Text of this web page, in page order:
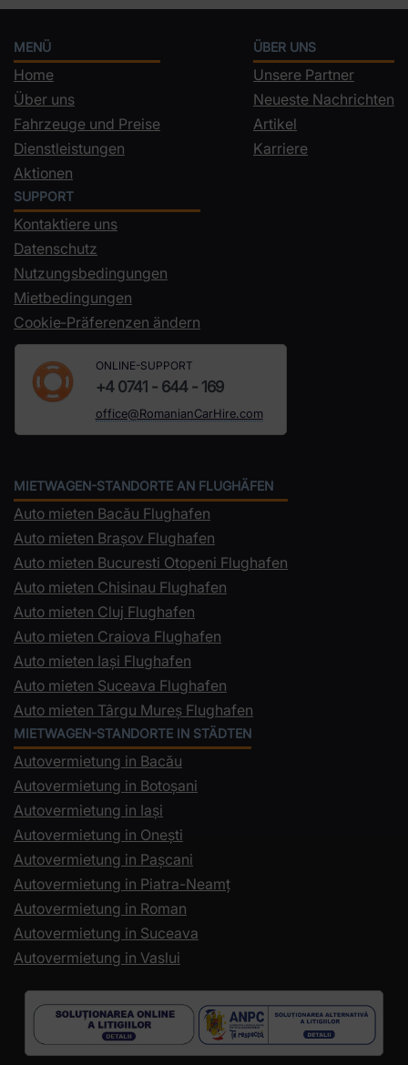
MENÜ
Home
Über uns
Fahrzeuge und Preise
Dienstleistungen
Aktionen
ÜBER UNS
Unsere Partner
Neueste Nachrichten
Artikel
Karriere
SUPPORT
Kontaktiere uns
Datenschutz
Nutzungsbedingungen
Mietbedingungen
Cookie‑Präferenzen ändern
ONLINE-SUPPORT
+4 0741 - 644 - 169
office@RomanianCarHire.com
MIETWAGEN-STANDORTE AN FLUGHÄFEN
Auto mieten Bacău Flughafen
Auto mieten Brașov Flughafen
Auto mieten Bucuresti Otopeni Flughafen
Auto mieten Chisinau Flughafen
Auto mieten Cluj Flughafen
Auto mieten Craiova Flughafen
Auto mieten Iași Flughafen
Auto mieten Suceava Flughafen
Auto mieten Târgu Mureș Flughafen
MIETWAGEN-STANDORTE IN STÄDTEN
Autovermietung in Bacău
Autovermietung in Botoșani
Autovermietung in Iași
Autovermietung in Onești
Autovermietung in Pașcani
Autovermietung in Piatra-Neamț
Autovermietung in Roman
Autovermietung in Suceava
Autovermietung in Vaslui